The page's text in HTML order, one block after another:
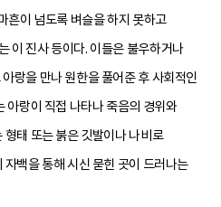
흔이 넘도록 벼슬을 하지 못하고
이 진사 등이다. 이들은 불우하거나
랑을 만나 원한을 풀어준 후 사회적인
아랑이 직접 나타나 죽음의 경위와
태 또는 붉은 깃발이나 나비로
백을 통해 시신 묻힌 곳이 드러나는